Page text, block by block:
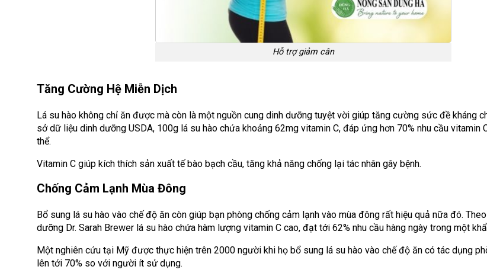
Hỗ trợ giảm cân
Tăng Cường Hệ Miễn Dịch
Lá su hào không chỉ ăn được mà còn là một nguồn cung dinh dưỡng tuyệt vời giúp tăng cường sức đề kháng
sở dữ liệu dinh dưỡng USDA, 100g lá su hào chứa khoảng 62mg vitamin C, đáp ứng hơn 70% nhu cầu vitamin
thể.
Vitamin C giúp kích thích sản xuất tế bào bạch cầu, tăng khả năng chống lại tác nhân gây bệnh.
Chống Cảm Lạnh Mùa Đông
Bổ sung lá su hào vào chế độ ăn còn giúp bạn phòng chống cảm lạnh vào mùa đông rất hiệu quả nữa đó.
dưỡng Dr. Sarah Brewer lá su hào chứa hàm lượng vitamin C cao, đạt tới 62% nhu cầu hàng ngày trong một
Một nghiên cứu tại Mỹ được thực hiện trên 2000 người khi họ bổ sung lá su hào vào chế độ ăn có tác dụng
lên tới 70% so với người ít sử dụng.